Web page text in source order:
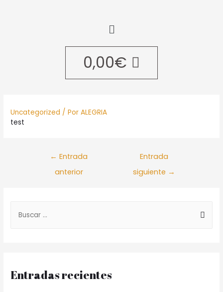
0,00€
Uncategorized / PorALEGRIA
test
← Entrada
anterior
Entrada
siguiente →
Entradas recientes